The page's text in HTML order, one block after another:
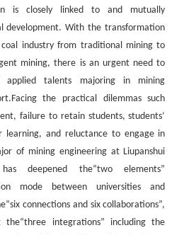
is closely linked to and mutually
development. With the transformation
industry from traditional mining to
mining, there is an urgent need to
applied talents majoring in mining
the practical dilemmas such
failure to retain students, students’
learning, and reluctance to engage in
of mining engineering at Liupanshui
deepened the“two elements”
mode between universities and
connections and six collaborations”,
the“three integrations” including the